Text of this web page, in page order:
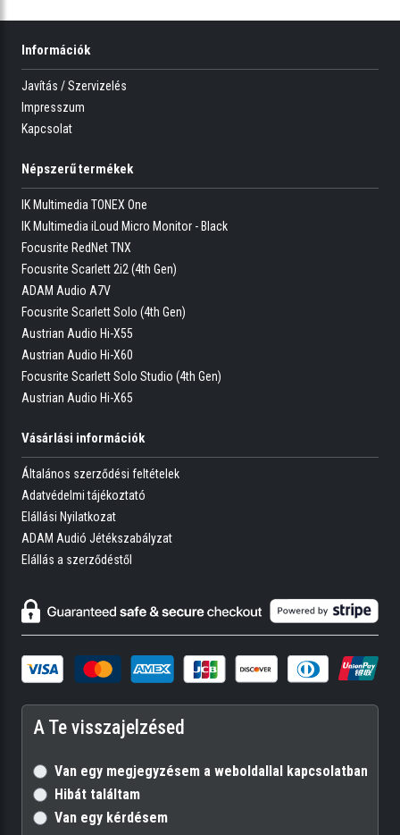
Információk
Javítás / Szervizelés
Impresszum
Kapcsolat
Népszerű termékek
IK Multimedia TONEX One
IK Multimedia iLoud Micro Monitor - Black
Focusrite RedNet TNX
Focusrite Scarlett 2i2 (4th Gen)
ADAM Audio A7V
Focusrite Scarlett Solo (4th Gen)
Austrian Audio Hi-X55
Austrian Audio Hi-X60
Focusrite Scarlett Solo Studio (4th Gen)
Austrian Audio Hi-X65
Vásárlási információk
Általános szerződési feltételek
Adatvédelmi tájékoztató
Elállási Nyilatkozat
ADAM Audió Jétékszabályzat
Elállás a szerződéstől
A Te visszajelzésed
Van egy megjegyzésem a weboldallal kapcsolatban
Hibát találtam
Van egy kérdésem